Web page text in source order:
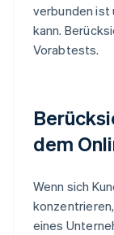
verbunden ist
kann.
Vorabtests.
dem
Wenn sich
eines